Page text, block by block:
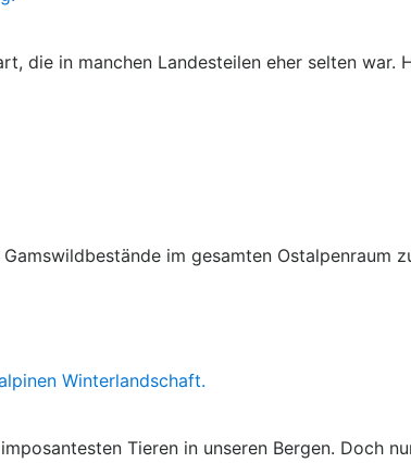
die in manchen Landesteilen eher selten war.
im gesamten Ostalpenraum
Tieren in unseren Bergen. Doch